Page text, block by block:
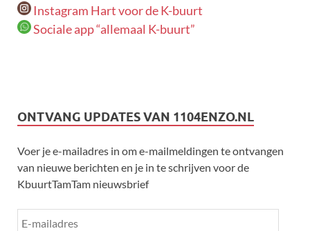
Instagram Hart voor de K-buurt
Sociale app “allemaal K-buurt”
ONTVANG UPDATES VAN 1104ENZO.NL
Voer je e-mailadres in om e-mailmeldingen te ontvangen
van nieuwe berichten en je in te schrijven voor de
KbuurtTamTam nieuwsbrief